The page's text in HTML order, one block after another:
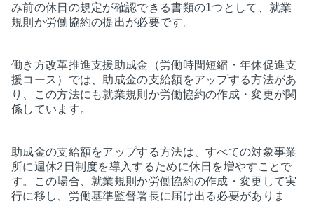
み前の休日の規定が確認できる書類の1つとして、就業
規則か労働協約の提出が必要です。
働き方改革推進支援助成金（労働時間短縮・年休促進支
援コース）では、助成金の支給額をアップする方法があ
り、この方法にも就業規則か労働協約の作成・変更が関
係しています。
助成金の支給額をアップする方法は、すべての対象事業
所に週休2日制度を導入するために休日を増やすことで
す。この場合、就業規則か労働協約の作成・変更して実
行に移し、労働基準監督署長に届け出る必要がありま